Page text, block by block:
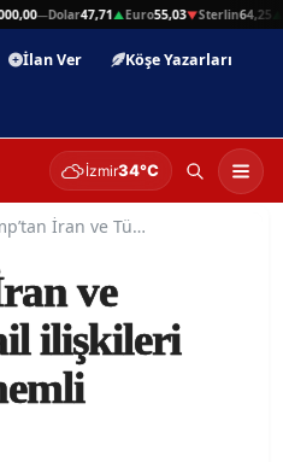
—Dolar47,71▲Euro55,03▼Sterlin64,25▲
İlan Ver
Köşe Yazarları
İzmir34°C
Trump’tan İran ve Türkiye-İsrail ilişkileri hakkında önemli açıklamalar
ve
ilişkileri